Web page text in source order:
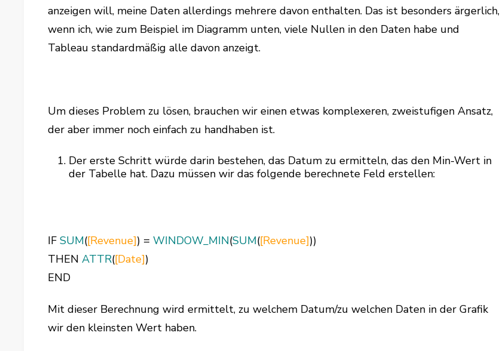
anzeigen will, meine Daten allerdings mehrere davon enthalten. Das ist besonders ärgerlich,
wenn ich, wie zum Beispiel im Diagramm unten, viele Nullen in den Daten habe und
Tableau standardmäßig alle davon anzeigt.
Um dieses Problem zu lösen, brauchen wir einen etwas komplexeren, zweistufigen Ansatz,
der aber immer noch einfach zu handhaben ist.
Der erste Schritt würde darin bestehen, das Datum zu ermitteln, das den Min-Wert in
der Tabelle hat. Dazu müssen wir das folgende berechnete Feld erstellen:
IFSUM([Revenue]) =WINDOW_MIN(SUM([Revenue]))
THENATTR([Date])
END
Mit dieser Berechnung wird ermittelt, zu welchem Datum/zu welchen Daten in der Grafik
wir den kleinsten Wert haben.